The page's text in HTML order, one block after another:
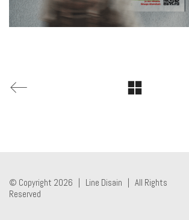
© Copyright 2026 | Line Disain | All Rights
Reserved